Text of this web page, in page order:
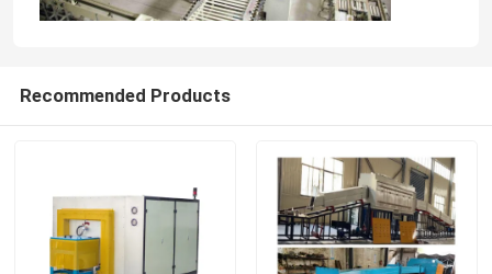
Producten
Recommended Products